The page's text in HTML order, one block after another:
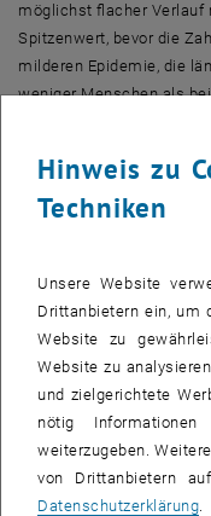
möglichst flacher
Spitzenwert, bevor die
milderen Epidemie, die
weniger Menschen als
Genau deshalb ist es
Risikogruppe gehört.
reduziert, sinkt die Höhe
50 % reduzieren sinkt der
Bicher, der das Modell
Allerdings ist Kontakt
kann auch für
Kontaktnetzwerke
Hochrisikopatient_innen
nützt das besonders
Hinweis zu
Techniken
Unsere Website
Drittanbietern ein, um
Website zu
Website zu
und zielgerichtete
nötig
weiterzugeben.
von Drittanbietern
Datenschutzerklärung.